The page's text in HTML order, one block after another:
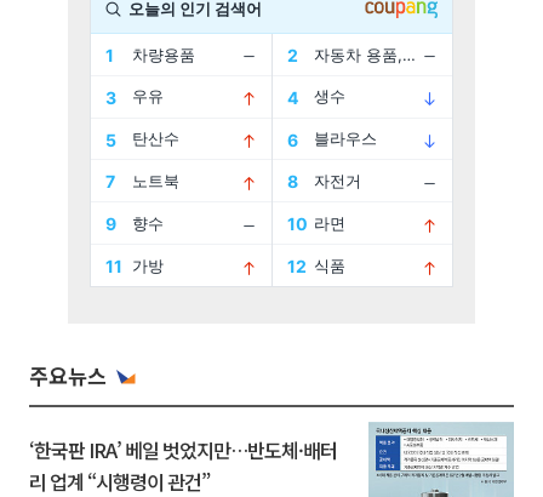
주요뉴스
‘한국판 IRA’ 베일 벗었지만…반도체·배터
리 업계 “시행령이 관건”